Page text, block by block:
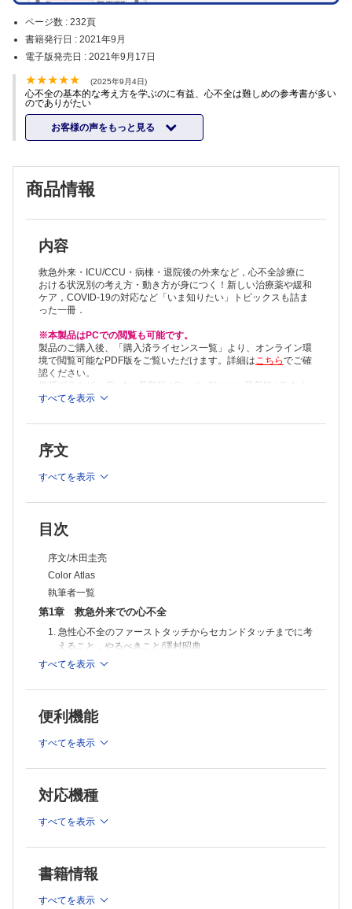
ページ数 : 232頁
書籍発行日 : 2021年9月
電子版発売日 : 2021年9月17日
(2025年9月4日)
心不全の基本的な考え方を学ぶのに有益、心不全は難しめの参考書が多い
のでありがたい
お客様の声をもっと見る
商品情報
内容
救急外来・ICU/CCU・病棟・退院後の外来など，心不全診療に
おける状況別の考え方・動き方が身につく！新しい治療薬や緩和
ケア，COVID-19の対応など「いま知りたい」トピックスも詰ま
った一冊．
※本製品はPCでの閲覧も可能です。
製品のご購入後、「購入済ライセンス一覧」より、オンライン環
境で閲覧可能なPDF版をご覧いただけます。詳細はこちらでご確
認ください。
推奨ブラウザ： Firefox 最新版 / Google Chrome 最新版 / Safari
最新版
すべてを表示
序文
すべてを表示
目次
序文/木田圭亮
Color Atlas
執筆者一覧
第1章 救急外来での心不全
1. 急性心不全のファーストタッチからセカンドタッチまでに考
えること，やるべきこと/澤村昭典
2. 急性心不全の心エコーで考えること，やるべきこと/渡部美
ること，やるべきこと/鍋田 健
4. COVID-19と心不全で知っておくべきこと/松本新吾
第2章 集中治療室：ICU/ CCUでの心不全
1. ICU/CCU 入室から48時間以内に考えること，やるべきこと/
2. ICU/CCU での合併症，次の一手で考えること，やるべきこ
3. 急性期のリハビリテーションと栄養で考えること，やるべき
1. 初回の心不全入院で考えること，やるべきこと/佐藤宏行
2. 心不全入院をくり返している場合に考えること，やるべきこ
すべてを表示
便利機能
すべてを表示
対応機種
すべてを表示
書籍情報
すべてを表示